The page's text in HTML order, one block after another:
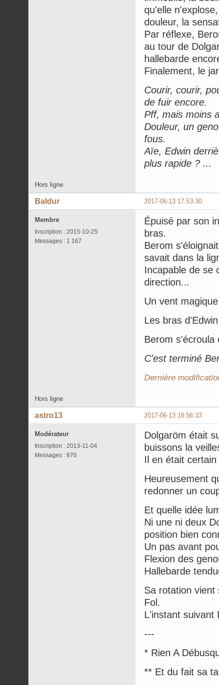
qu'elle
douleur, la
Par réflexe,
au tour de
hallebarde
Finalement, le
Courir, courir,
de fuir encore.
Pff, mais moins
Douleur, un
fous.
Aïe, Edwin
plus rapide ? ...
Hors ligne
2017-06-13 17:53:30
Baldur
Membre
Inscription : 2015-10-25
Messages : 1 167
Épuisé par son
bras.
Berom
savait dans la
Incapable de se
direction...
Un vent
Les bras
Berom s'écroula
C'est terminé
Dernière
Hors ligne
2017-06-13 18:56:33
astro13
Modérateur
Inscription : 2013-11-04
Messages : 870
Dolgaröm était
buissons la
Il en était
Heureusement
redonner un
Et quelle idée
Ni une ni deux
position bien
Un pas avant
Flexion des
Hallebarde
Sa rotation vient
Fol.
L'instant suivant
---
* Rien A
** Et du fait sa